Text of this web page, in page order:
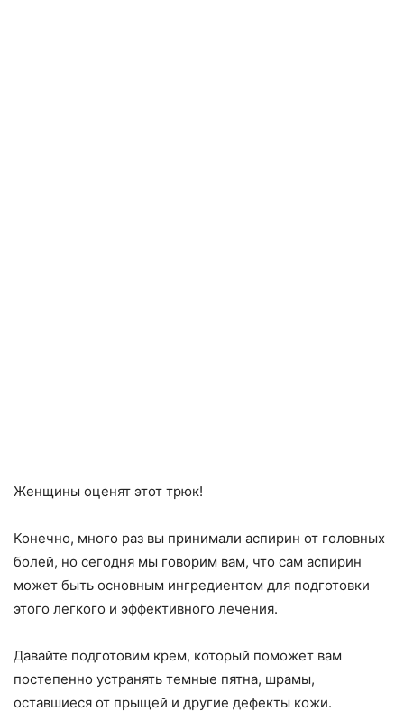
Женщины оценят этот трюк!
Конечно, много раз вы принимали аспирин от головных
болей, но сегодня мы говорим вам, что сам аспирин
может быть основным ингредиентом для подготовки
этого легкого и эффективного лечения.
Давайте подготовим крем, который поможет вам
постепенно устранять темные пятна, шрамы,
оставшиеся от прыщей и другие дефекты кожи.